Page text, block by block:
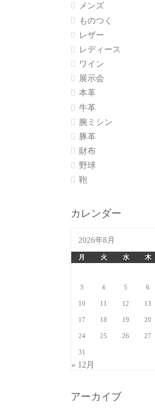
メンズ
ものつく
レザー
レディース
ワイン
展示会
本革
牛革
腕ミシン
豚革
財布
野球
鞄
カレンダー
2026年8月
月 火 水 木
3 4 5 6
10 11 12 13
17 18 19 20
24 25 26 27
31
« 12月
アーカイブ